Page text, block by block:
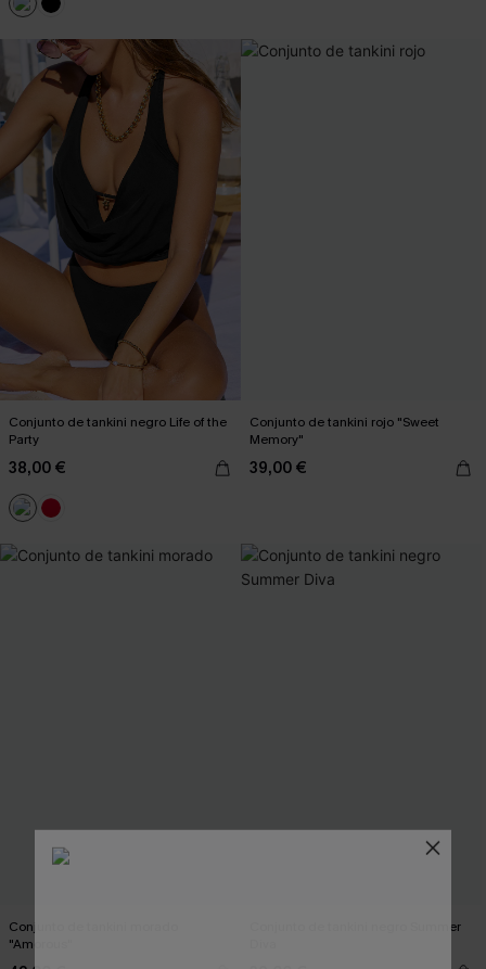
Conjunto de tankini negro Life of the
Party
38,00 €
Conjunto de tankini rojo "Sweet
Memory"
39,00 €
Conjunto de tankini morado
"Amorous"
Conjunto de tankini negro Summer